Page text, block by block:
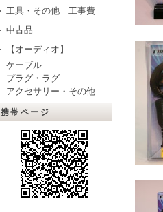
工具・その他 工事費
中古品
【オーディオ】
ケーブル
プラグ・ラグ
アクセサリー・その他
携帯ページ